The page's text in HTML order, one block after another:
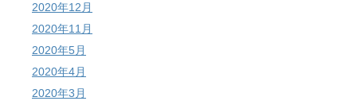
2020年12月
2020年11月
2020年5月
2020年4月
2020年3月